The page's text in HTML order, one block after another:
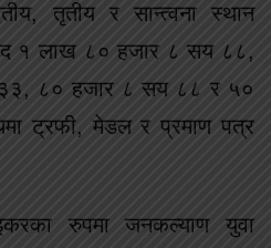
तृतीय र सान्त्वना स्थान
१ लाख ८० हजार ८ सय ८८,
८० हजार ८ सय ८८ र ५०
ट्रफी, मेडल र प्रमाण पत्र
रुपमा जनकल्याण युवा